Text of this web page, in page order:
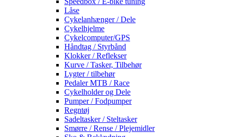
Låse
Cykelanhænger / Dele
Cykelhjelme
Cykelcomputer/GPS
Håndtag / Styrbånd
Klokker / Reflekser
Kurve / Tasker, Tilbehør
Lygter / tilbehør
Pedaler MTB / Race
Cykelholder og Dele
Pumper / Fodpumper
Regntøj
Sadeltasker / Steltasker
Smørre / Rense / Plejemidler